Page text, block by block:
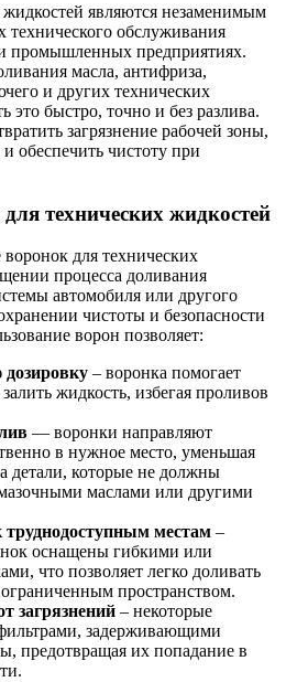
являются незаменимым
технического обслуживания
промышленных предприятиях.
масла, антифриза,
и других технических
это быстро, точно и без разлива.
загрязнение рабочей зоны,
обеспечить чистоту при
технических жидкостей
для технических
процесса доливания
автомобиля или другого
чистоты и безопасности
ворон позволяет:
– воронка помогает
жидкость, избегая проливов
— воронки направляют
в нужное место, уменьшая
детали, которые не должны
маслами или другими
труднодоступным местам –
оснащены гибкими или
что позволяет легко доливать
пространством.
загрязнений – некоторые
задерживающими
предотвращая их попадание в